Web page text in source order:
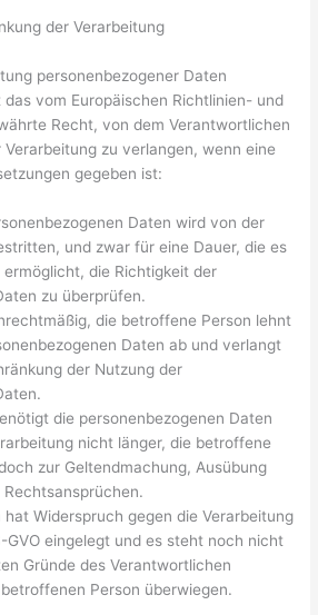
der Verarbeitung
personenbezogener Daten
vom Europäischen Richtlinien- und
Recht, von dem Verantwortlichen
zu verlangen, wenn eine
gegeben ist:
Daten wird von der
und zwar für eine Dauer, die es
die Richtigkeit der
zu überprüfen.
die betroffene Person lehnt
Daten ab und verlangt
der Nutzung der
die personenbezogenen Daten
nicht länger, die betroffene
zur Geltendmachung, Ausübung
Widerspruch gegen die Verarbeitung
GVO eingelegt und es steht noch nicht
Gründe des Verantwortlichen
Person überwiegen.